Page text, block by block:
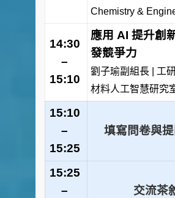
Chemistry &
14:30
–
15:10
應用AI提升創
發競爭力
劉子瑜副組長 |工
材料人工智慧研究
15:10
–
15:25
填寫問卷與
15:25
–
交流茶